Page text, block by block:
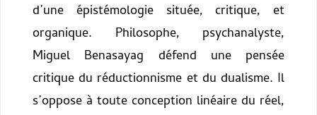
d’une épistémologie située, critique, et
organique. Philosophe, psychanalyste,
Miguel Benasayag défend une pensée
critique du réductionnisme et du dualisme. Il
s’oppose à toute conception linéaire du réel,